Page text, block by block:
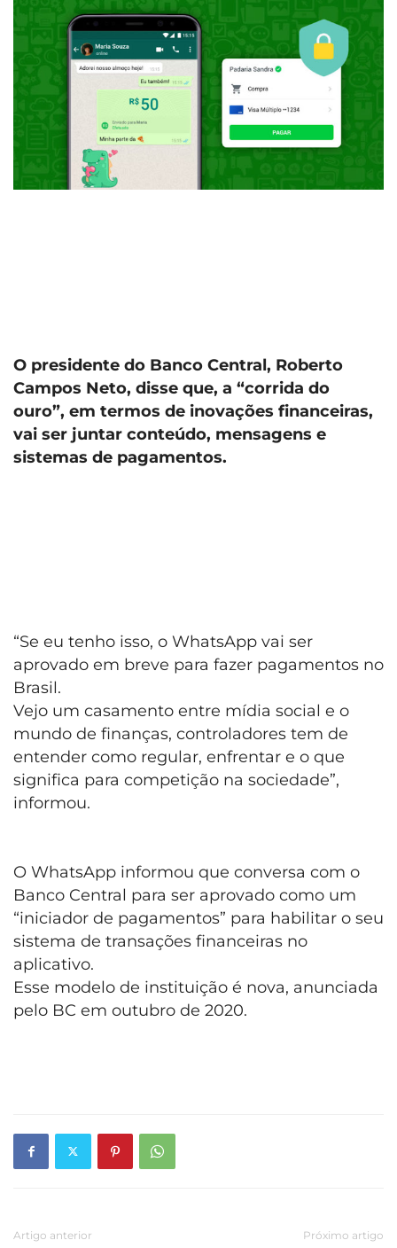
O presidente do Banco Central, Roberto
Campos Neto, disse que, a “corrida do
ouro”, em termos de inovações financeiras,
vai ser juntar conteúdo, mensagens e
sistemas de pagamentos.
“Se eu tenho isso, o WhatsApp vai ser
aprovado em breve para fazer pagamentos no
Brasil.
Vejo um casamento entre mídia social e o
mundo de finanças, controladores tem de
entender como regular, enfrentar e o que
significa para competição na sociedade”,
informou.
O WhatsApp informou que conversa com o
Banco Central para ser aprovado como um
“iniciador de pagamentos” para habilitar o seu
sistema de transações financeiras no
aplicativo.
Esse modelo de instituição é nova, anunciada
pelo BC em outubro de 2020.
Artigo anterior Próximo artigo